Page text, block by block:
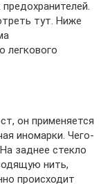
тут. Ниже
легкового
он применяется
иномарки. Чего-
заднее стекло
нить,
происходит